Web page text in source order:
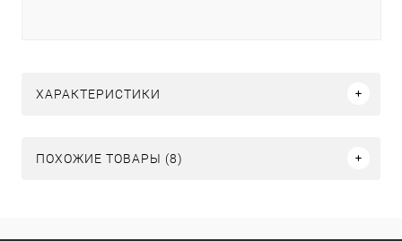
ХАРАКТЕРИСТИКИ
ПОХОЖИЕ ТОВАРЫ (8)